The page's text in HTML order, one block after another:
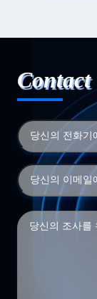
Contact